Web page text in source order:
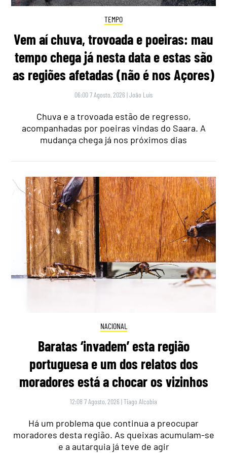
TEMPO
Vem aí chuva, trovoada e poeiras: mau
tempo chega já nesta data e estas são
as regiões afetadas (não é nos Açores)
06:00 7 Agosto, 2026 |João Luís
Chuva e a trovoada estão de regresso,
acompanhadas por poeiras vindas do Saara. A
mudança chega já nos próximos dias
NACIONAL
Baratas ‘invadem’ esta região
portuguesa e um dos relatos dos
moradores está a chocar os vizinhos
12:08 7 Agosto, 2026 |Tiago Alcobia
Há um problema que continua a preocupar
moradores desta região. As queixas acumulam-se
e a autarquia já teve de agir